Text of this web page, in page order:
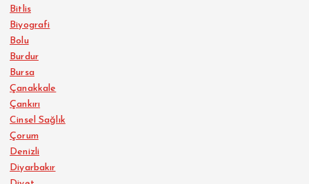
Bitlis
Biyografi
Bolu
Burdur
Bursa
Çanakkale
Çankırı
Cinsel Sağlık
Çorum
Denizli
Diyarbakır